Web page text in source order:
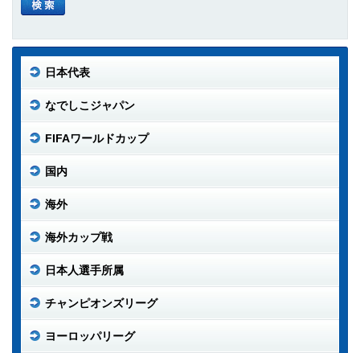
日本代表
なでしこジャパン
FIFAワールドカップ
国内
海外
海外カップ戦
日本人選手所属
チャンピオンズリーグ
ヨーロッパリーグ